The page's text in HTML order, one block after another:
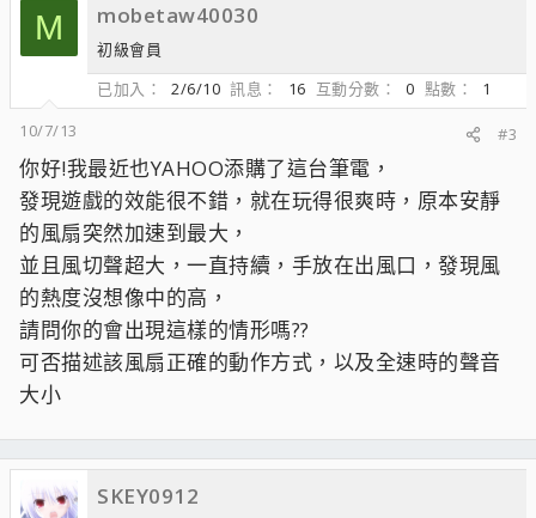
M mobetaw40030
初級會員
已加入
2/6/10 訊息 16 互動分數 0 點數
1
10/7/13
#3
你好!我最近也YAHOO添購了這台筆電，
發現遊戲的效能很不錯，就在玩得很爽時，原本安靜
的風扇突然加速到最大，
並且風切聲超大，一直持續，手放在出風口，發現風
的熱度沒想像中的高，
請問你的會出現這樣的情形嗎??
可否描述該風扇正確的動作方式，以及全速時的聲音
大小
SKEY0912